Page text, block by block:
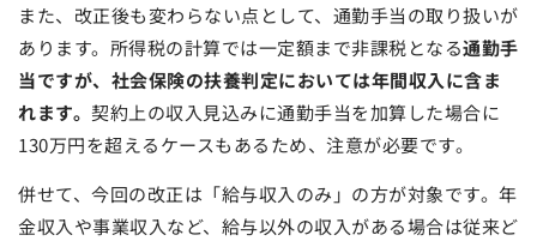
また、改正後も変わらない点として、通勤手当の取り扱いが
あります。所得税の計算では一定額まで非課税となる通勤手
当ですが、社会保険の扶養判定においては年間収入に含ま
れます。 契約上の収入見込みに通勤手当を加算した場合に
130万円を超えるケースもあるため、注意が必要です。
併せて、今回の改正は「給与収入のみ」の方が対象です。年
金収入や事業収入など、給与以外の収入がある場合は従来ど